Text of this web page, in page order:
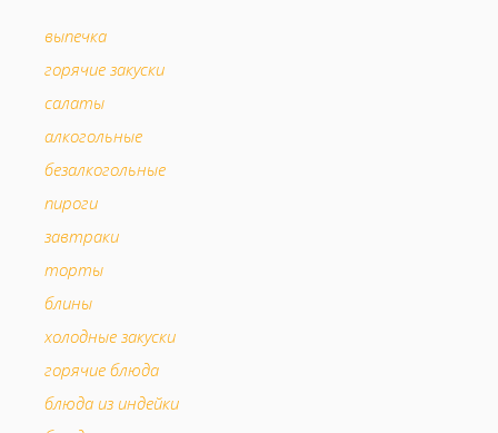
выпечка
горячие закуски
салаты
алкогольные
безалкогольные
пироги
завтраки
торты
блины
холодные закуски
горячие блюда
блюда из индейки